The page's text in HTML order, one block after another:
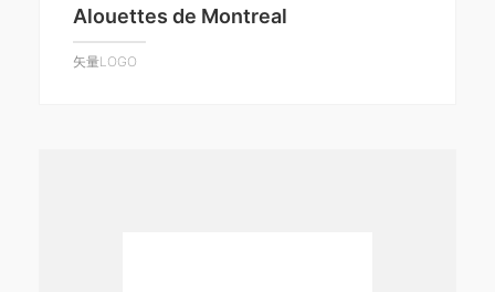
Alouettes de Montreal
矢量LOGO